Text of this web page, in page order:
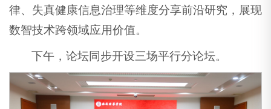
律、失真健康信息治理等维度分享前沿研究，展现
数智技术跨领域应用价值。
下午，论坛同步开设三场平行分论坛。